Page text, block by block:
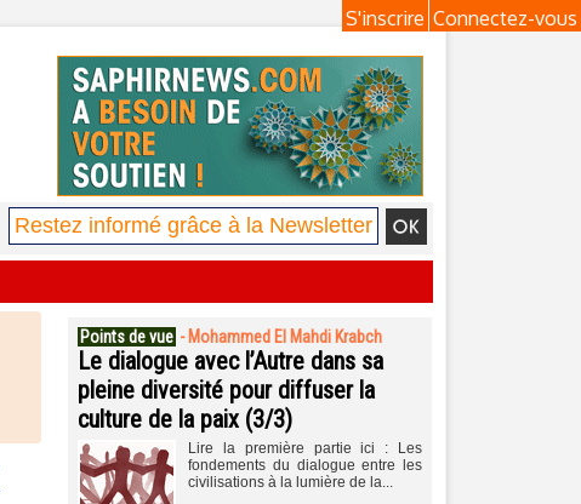
Connectez-vous
S'inscrire
Points de vue - Mohammed El Mahdi Krabch
Le dialogue avec l’Autre dans sa
pleine diversité pour diffuser la
culture de la paix (3/3)
Lire la première partie ici : Les
fondements du dialogue entre les
civilisations à la lumière de la...